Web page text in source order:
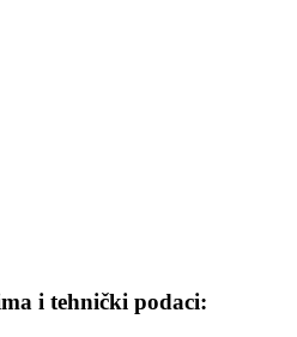
i tehnički podaci: